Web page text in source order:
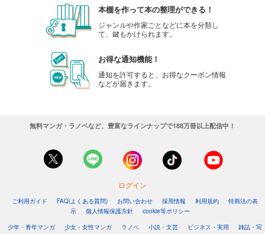
本棚を作って本の整理ができる！
ジャンルや作家ごとなどに本を分類し
て、鍵もかけられます。
お得な通知機能！
通知を許可すると、お得なクーポン情報
などが届きます。
無料マンガ・ラノベなど、豊富なラインナップで188万冊以上配信中！
ログイン
ご利用ガイド FAQ(よくある質問) お問い合わせ 採用情報 利用規約
特商法の表
示
個人情報保護方針
cookie等ポリシー
少年・青年マンガ
少女・女性マンガ ラノベ 小説・文芸 ビジネス・実用
雑誌・写